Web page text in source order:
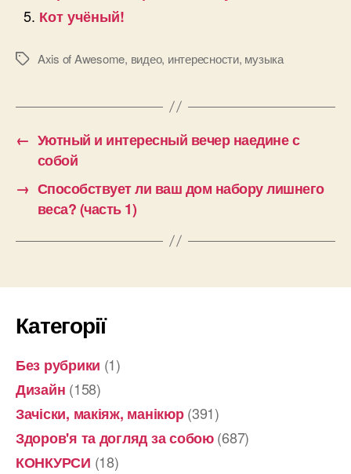
Кот учёный!
Позначки
Axis of Awesome, видео, интересности, музыка
← Уютный и интересный вечер наедине с
собой
→ Способствует ли ваш дом набору лишнего
веса? (часть 1)
Категорії
Без рубрики (1)
Дизайн (158)
Зачіски, макіяж, манікюр(391)
Здоров'я та догляд за собою(687)
КОНКУРСИ (18)